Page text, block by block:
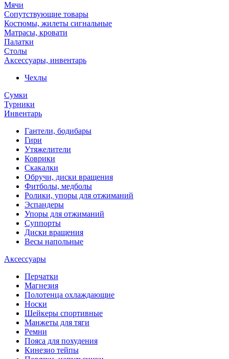
Мячи
Сопутствующие товары
Костюмы, жилеты сигнальные
Матрасы, кровати
Палатки
Столы
Аксессуары, инвентарь
Чехлы
Сумки
Турники
Инвентарь
Гантели, бодибары
Гири
Утяжелители
Коврики
Скакалки
Обручи, диски вращения
Фитболы, медболы
Ролики, упоры для отжиманий
Эспандеры
Упоры для отжиманий
Суппорты
Диски вращения
Весы напольные
Аксессуары
Перчатки
Магнезия
Полотенца охлаждающие
Носки
Шейкеры спортивные
Манжеты для тяги
Ремни
Пояса для похудения
Кинезио тейпы